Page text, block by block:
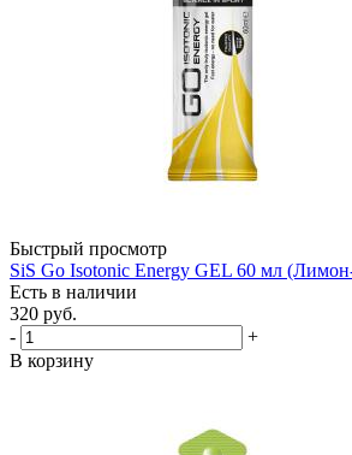
Быстрый просмотр
SiS Go Isotonic Energy GEL 60 мл
Есть в наличии
320 руб.
-
+
В корзину